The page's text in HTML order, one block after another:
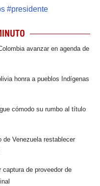
#presidente
avanzar en agenda de
honra a pueblos Indígenas
cómodo su rumbo al título
de Venezuela restablecer
de proveedor de